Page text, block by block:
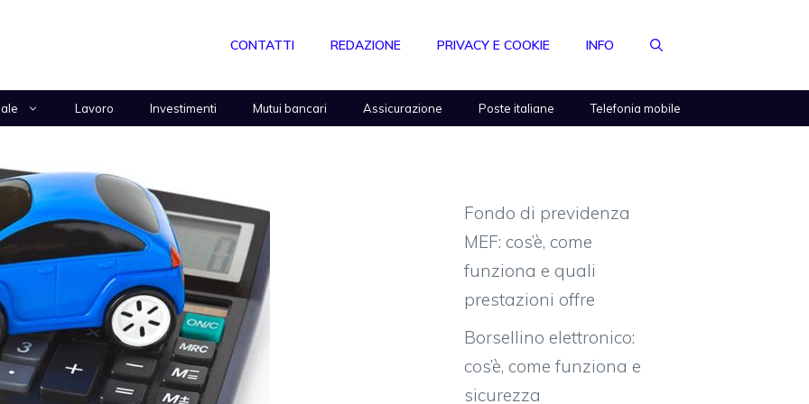
CONTATTI REDAZIONE PRIVACY E COOKIE INFO
Lavoro Investimenti Mutui bancari Assicurazione Poste italiane Telefonia mobile
Fondo di previdenza
MEF: cos’è, come
funziona e quali
prestazioni offre
Borsellino elettronico:
cos’è, come funziona e
sicurezza